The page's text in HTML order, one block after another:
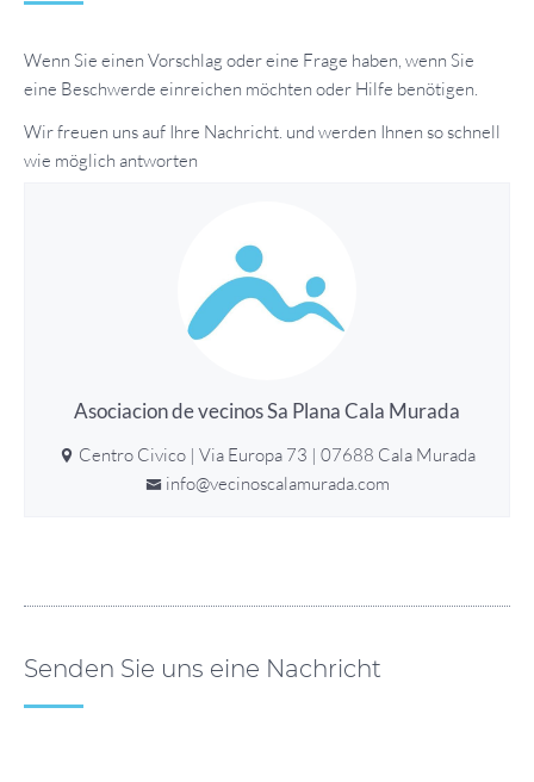
Wenn Sie einen Vorschlag oder eine Frage haben, wenn Sie
eine Beschwerde einreichen möchten oder Hilfe benötigen.
Wir freuen uns auf Ihre Nachricht. und werden Ihnen so schnell
wie möglich antworten
Asociacion de vecinos Sa Plana Cala Murada
Centro Civico | Via Europa 73 | 07688 Cala Murada
info@vecinoscalamurada.com
Senden Sie uns eine Nachricht